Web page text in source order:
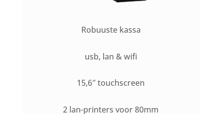
Robuuste kassa
usb, lan & wifi
15,6″ touchscreen
2 lan-printers voor 80mm